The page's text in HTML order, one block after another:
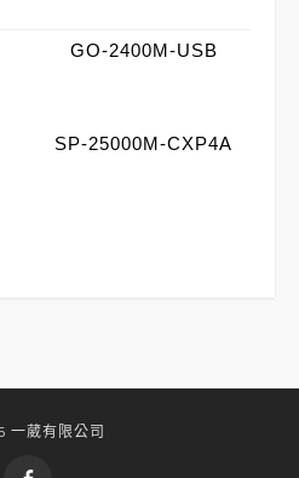
GO-2400M-USB
SP-25000M-CXP4A
葳有限公司